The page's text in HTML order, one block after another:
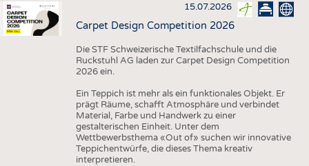
15.07.2026
Carpet Design Competition 2026
Die STF Schweizerische Textilfachschule und die
Ruckstuhl AG laden zur Carpet Design Competition
2026 ein.
Ein Teppich ist mehr als ein funktionales Objekt. Er
prägt Räume, schafft Atmosphäre und verbindet
Material, Farbe und Handwerk zu einer
gestalterischen Einheit. Unter dem
Wettbewerbsthema «Out of» suchen wir innovative
Teppichentwürfe, die dieses Thema kreativ
interpretieren.